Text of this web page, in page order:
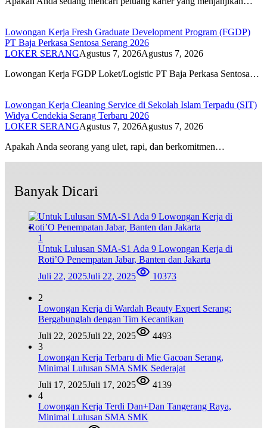
Lowongan Kerja Fresh Graduate Development Program (FGDP)
PT Baja Perkasa Sentosa Serang 2026
LOKER SERANGAgustus 7, 2026Agustus 7, 2026
Lowongan Kerja FGDP Loket/Logistic PT Baja Perkasa Sentosa…
Lowongan Kerja Cleaning Service di Sekolah Islam Terpadu (SIT)
Widya Cendekia Serang Terbaru 2026
LOKER SERANGAgustus 7, 2026Agustus 7, 2026
Apakah Anda seorang yang ulet, rapi, dan berkomitmen…
Banyak Dicari
1
Untuk Lulusan SMA-S1 Ada 9 Lowongan Kerja di
Roti’O Penempatan Jabar, Banten dan Jakarta
Juli 22, 2025Juli 22, 2025 10373
2
Lowongan Kerja di Wardah Beauty Expert Serang:
Bergabunglah dengan Tim Kecantikan
Juli 22, 2025Juli 22, 2025
4493
3
Lowongan Kerja Terbaru di Mie Gacoan Serang,
Minimal Lulusan SMA SMK Sederajat
Juli 17, 2025Juli 17, 2025
4139
4
Lowongan Kerja Terdi Dan+Dan Tangerang Raya,
Minimal Lulusan SMA SMK